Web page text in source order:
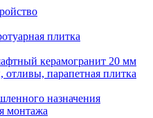
плитка
керамогранит 20 мм
парапетная плитка
назначения
монтажа